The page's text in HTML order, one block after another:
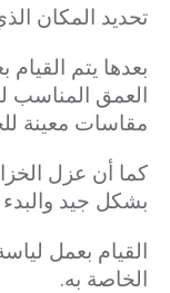
تحديد المكان
بعدها يتم
العمق المناسب
مقاسات معينة
كما أن عزل
بشكل جيد
القيام بعمل
الخاصة به.